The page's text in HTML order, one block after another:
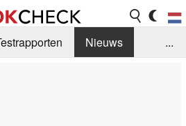
Nieuws
...